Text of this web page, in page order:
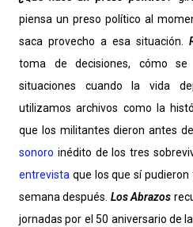
piensa un preso político al
saca provecho a esa situación.
toma de decisiones, cómo
situaciones cuando la vida
utilizamos archivos como la
que los militantes dieron antes
sonoro inédito de los tres
entrevista que los que sí
semana después. Los Abrazos
jornadas por el 50 aniversario de